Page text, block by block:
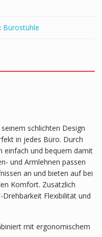
Bürostühle
schlichten Design
in jedes Büro. Durch
einfach und bequem damit
und Armlehnen passen
an und bieten auf bei
Komfort. Zusätzlich
Drehbarkeit Flexibilität und
mit ergonomischem